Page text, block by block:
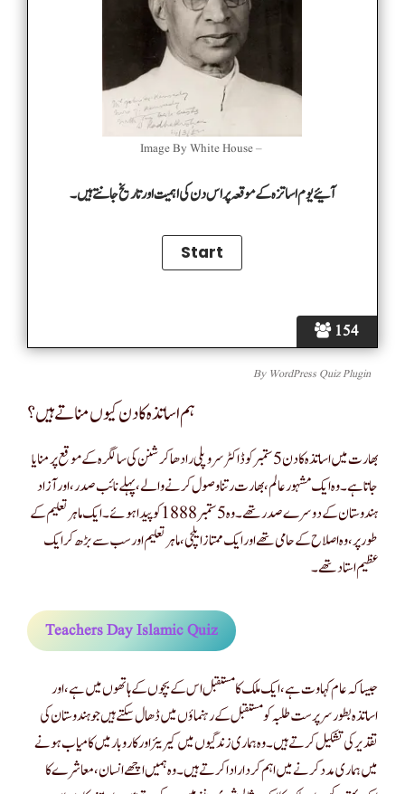
154
Image By White House –
آئیے یوم اساتزہ کے موقعہ پر اس دن کی اہمیت اور تاریخ جانتے ہیں۔
By WordPress Quiz Plugin
ہم اساتذہ کا دن کیوں مناتے ہیں؟
بھارت میں اساتذہ کا دن 5 ستمبر کو ڈاکٹر سروپلی رادھاکرشنن کی سالگرہ کے موقع پر منایا
جاتا ہے۔ وہ ایک مشہور عالم ، بھارت رتنا وصول کرنے والے ، پہلے نائب صدر ، اور آزاد
ہندوستان کے دوسرے صدر تھے۔ وہ 5 ستمبر 1888 کو پیدا ہوئے۔ ایک ماہر تعلیم کے
طور پر ، وہ اصلاح کے حامی تھے اور ایک ممتاز ایلچی ، ماہر تعلیم اور سب سے بڑھ کر ایک
عظیم استاد تھے۔
Teachers Day Islamic Quiz
جیسا کہ عام کہاوت ہے ، ایک ملک کا مستقبل اس کے بچوں کے ہاتھوں میں ہے ، اور
اساتذہ بطور سرپرست طلبہ کو مستقبل کے رہنماؤں میں ڈھال سکتے ہیں جو ہندوستان کی
تقدیر کی تشکیل کرتے ہیں۔ وہ ہماری زندگیوں میں کیریئر اور کاروبار میں کامیاب ہونے
میں ہماری مدد کرنے میں اہم کردار ادا کرتے ہیں۔ وہ ہمیں اچھے انسان ، معاشرے کا